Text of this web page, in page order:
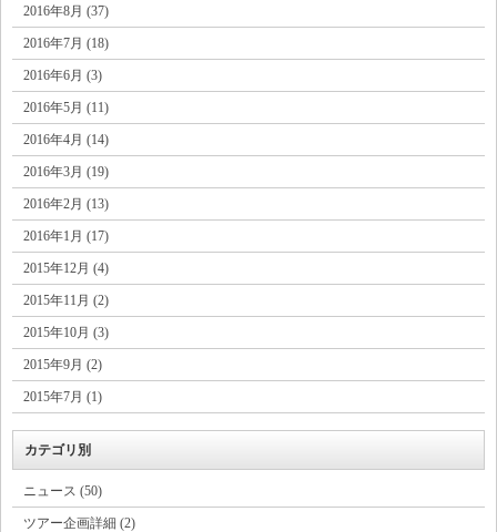
2016年8月 (37)
2016年7月 (18)
2016年6月 (3)
2016年5月 (11)
2016年4月 (14)
2016年3月 (19)
2016年2月 (13)
2016年1月 (17)
2015年12月 (4)
2015年11月 (2)
2015年10月 (3)
2015年9月 (2)
2015年7月 (1)
カテゴリ別
ニュース (50)
ツアー企画詳細 (2)